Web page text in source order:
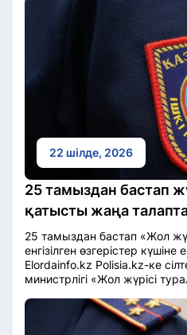
22 шілде, 2026
25 тамыздан бастап
қатысты жаңа
25 тамыздан бастап «Жол
енгізілген өзгерістер
Elordainfo.kz Polisia.kz-ке
министрлігі «Жол жүрісі